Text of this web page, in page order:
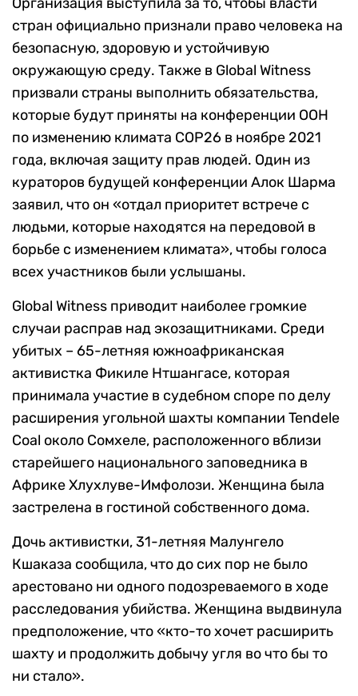
стран официально признали право человека на
безопасную, здоровую и устойчивую
окружающую среду. Также в Global Witness
призвали страны выполнить обязательства,
которые будут приняты на конференции ООН
по изменению климата COP26 в ноябре 2021
года, включая защиту прав людей. Один из
кураторов будущей конференции Алок Шарма
заявил, что он «отдал приоритет встрече с
людьми, которые находятся на передовой в
борьбе с изменением климата», чтобы голоса
всех участников были услышаны.
Global Witness приводит наиболее громкие
случаи расправ над экозащитниками. Среди
убитых – 65-летняя южноафриканская
активистка Фикиле Нтшангасе, которая
принимала участие в судебном споре по делу
расширения угольной шахты компании Tendele
Coal около Сомхеле, расположенного вблизи
старейшего национального заповедника в
Африке Хлухлуве-Имфолози. Женщина была
застрелена в гостиной собственного дома.
Дочь активистки, 31-летняя Малунгело
Кшаказа сообщила, что до сих пор не было
арестовано ни одного подозреваемого в ходе
расследования убийства. Женщина выдвинула
предположение, что «кто-то хочет расширить
шахту и продолжить добычу угля во что бы то
ни стало».